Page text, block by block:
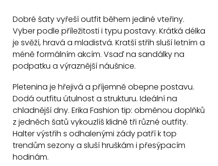
v
l
á
d
a
í
p
r
v
k
y
Dobré šaty vyřeší outfit během jediné vteřiny.
Vyber podle příležitosti i typu postavy. Krátká délka
je svěží, hravá a mladistvá. Kratší střih sluší letním a
méně formálním akcím. Vsaď na sandálky na
podpatku a výraznější náušnice.
Pletenina je hřejivá a příjemně obepne postavu.
Dodá outfitu útulnost a strukturu. Ideální na
chladnější dny. Erika Fashion tip: obměnou doplňků
z jedněch šatů vykouzlíš klidně tři různé outfity.
Halter výstřih s odhalenými zády patří k top
trendům sezony a sluší hruškám i přesýpacím
hodinám.